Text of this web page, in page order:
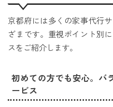
京都府には多くの家事代行
ざまです。重視ポイント別
スをご紹介します。
初めての方でも安心。バ
ービス